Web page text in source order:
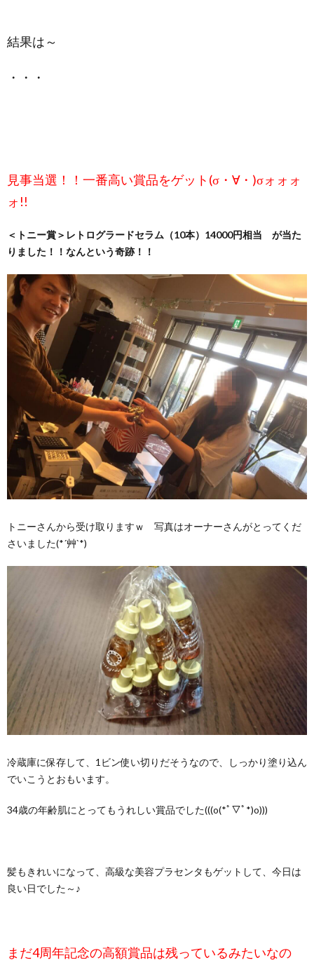
結果は～
・・・
見事当選！！一番高い賞品をゲット(σ・∀・)σォォォ
ォ!!
＜トニー賞＞レトログラードセラム（10本）14000円相当 が当た
りました！！なんという奇跡！！
トニーさんから受け取りますｗ 写真はオーナーさんがとってくだ
さいました(*´艸`*)
冷蔵庫に保存して、1ビン使い切りだそうなので、しっかり塗り込ん
でいこうとおもいます。
34歳の年齢肌にとってもうれしい賞品でした(((o(*ﾟ▽ﾟ*)o)))
髪もきれいになって、高級な美容プラセンタもゲットして、今日は
良い日でした～♪
まだ4周年記念の高額賞品は残っているみたいなの